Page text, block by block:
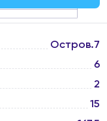
Остров.7
6
2
15